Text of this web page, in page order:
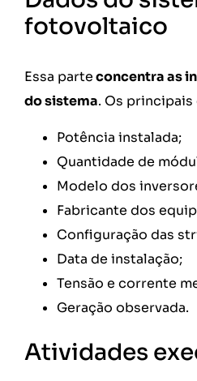
fotovoltaico
Essa parteconcentra as
do sistema. Os principais
Potência instalada;
Quantidade de
Modelo dos
Fabricante dos
Configuração das
Data de instalação;
Tensão e corrente
Geração observada.
Atividades